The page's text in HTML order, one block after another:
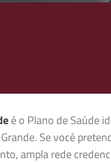
é o Plano de Saúde
Se você
ampla rede